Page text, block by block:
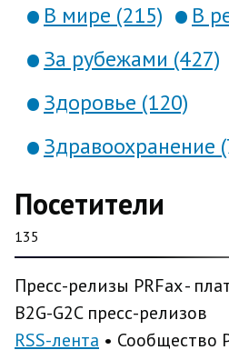
В мире (215)
В
За рубежами (427)
Здоровье (120)
Здравоохранение
Посетители
135
Пресс-релизы PRFax -
B2G-G2C пресс-релизов
RSS-лента • Сообщество